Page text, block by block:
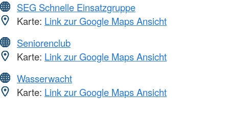
SEG Schnelle Einsatzgruppe
Karte: Link zur Google Maps Ansicht
Seniorenclub
Karte: Link zur Google Maps Ansicht
Wasserwacht
Karte: Link zur Google Maps Ansicht